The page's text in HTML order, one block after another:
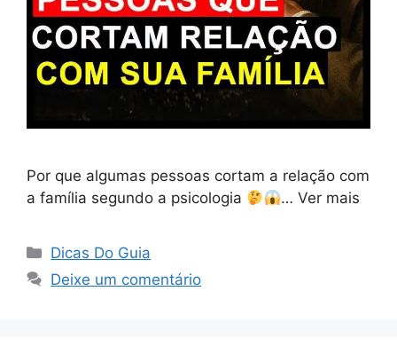
Por que algumas pessoas cortam a relação com
a família segundo a psicologia
… Ver mais
Categorias
Dicas Do Guia
Deixe um comentário